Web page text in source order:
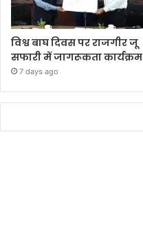
विश्व बाघ दिवस पर राजगीर जू
सफारी में जागरूकता कार्यक्रम
7 days ago